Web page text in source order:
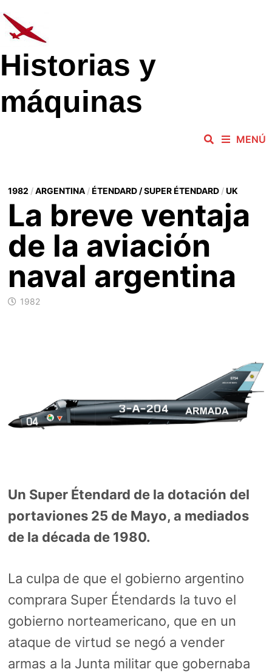
al
contenido
Historias y
máquinas
MENÚ
1982 /ARGENTINA/ÉTENDARD / SUPER ÉTENDARD/UK
La breve ventaja
de la aviación
naval argentina
1982
Un Super Étendard de la dotación del
portaviones 25 de Mayo, a mediados
de la década de 1980.
La culpa de que el gobierno argentino
comprara Super Étendards la tuvo el
gobierno norteamericano, que en un
ataque de virtud se negó a vender
armas a la Junta militar que gobernaba